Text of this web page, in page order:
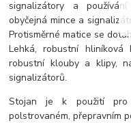
signalizátory a
obyčejná mince a
Protisměrné matice se
Lehká, robustní hliníková
robustní klouby a klipy,
signalizátorů.
Stojan je k použití pro
polstrovaném, přepravním